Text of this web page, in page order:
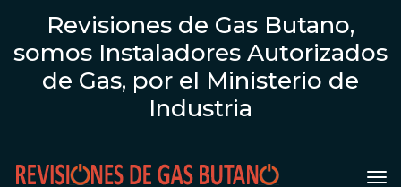
Revisiones de Gas Butano,
somos Instaladores Autorizados
de Gas, por el Ministerio de
Industria